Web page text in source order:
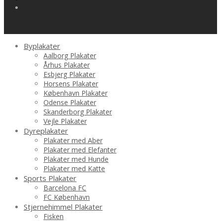
Byplakater
Aalborg Plakater
Århus Plakater
Esbjerg Plakater
Horsens Plakater
København Plakater
Odense Plakater
Skanderborg Plakater
Vejle Plakater
Dyreplakater
Plakater med Aber
Plakater med Elefanter
Plakater med Hunde
Plakater med Katte
Sports Plakater
Barcelona FC
FC København
Stjernehimmel Plakater
Fisken